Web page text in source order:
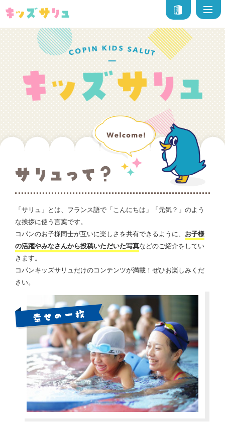
「サリュ」とは、フランス語で「こんにちは」「元気？」のよう
な挨拶に使う言葉です。
コパンのお子様同士が互いに楽しさを共有できるように、 お子様
の活躍やみなさんから投稿いただいた写真などのご紹介をしてい
きます。
コパンキッズサリュだけのコンテンツが満載！ぜひお楽しみくだ
さい。